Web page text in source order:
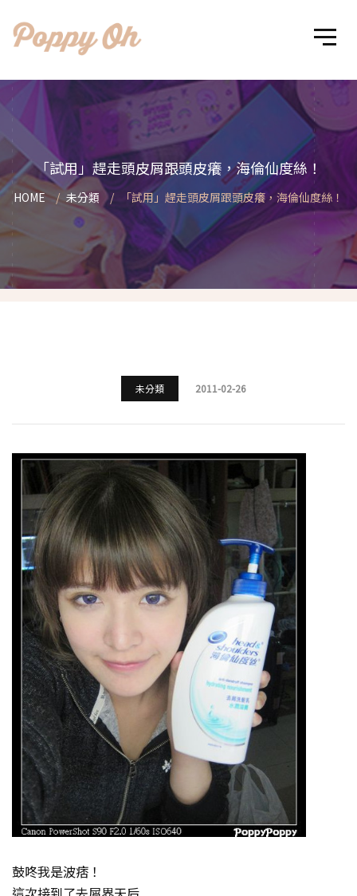
「試用」趕走頭皮屑跟頭皮癢，海倫仙度絲！
HOME 未分類 「試用」趕走頭皮屑跟頭皮癢，海倫仙度絲！
未分類 2011-02-26
鼓咚我是波痞！